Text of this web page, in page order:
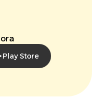
Play Store